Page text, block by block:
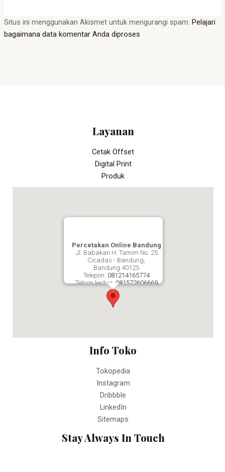
Situs ini menggunakan Akismet untuk mengurangi spam. Pelajari
bagaimana data komentar Anda diproses
Layanan
Cetak Offset
Digital Print
Produk
Percetakan Online Bandung
Jl. Babakan H. Tamim No. 25
Cicadas - Bandung,
Bandung 40125
Telepon: 081214165774
Telpon kedua: 081572606669
Percetakan Online Bandung
Info Toko
Tokopedia
Instagram
Dribbble
LinkedIn
Sitemaps
Stay Always In Touch